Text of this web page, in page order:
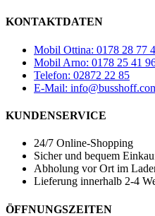
KONTAKTDATEN
Mobil Ottina: 0178 28 77
Mobil Arno: 0178 25 41
Telefon: 02872 22 85
E-Mail:
KUNDENSERVICE
24/7 Online-Shopping
Sicher und bequem
Abholung vor Ort im
Lieferung innerhalb 2-4
ÖFFNUNGSZEITEN